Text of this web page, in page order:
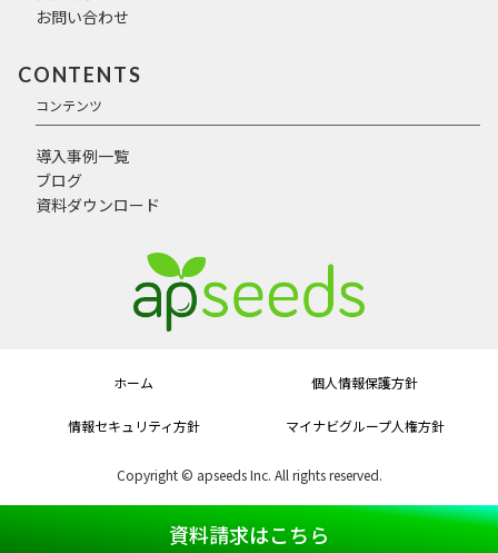
資料請求はこちら
お問い合わせ
CONTENTS
コンテンツ
導入事例一覧
ブログ
資料ダウンロード
ホーム 個人情報保護方針
情報セキュリティ方針 マイナビグループ人権方針
Copyright © apseeds Inc. All rights reserved.